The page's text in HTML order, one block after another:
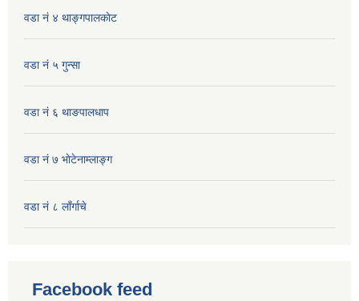
वडा नं ४ थाङ्गपालकाेट
वडा नं ५ गुन्सा
वडा नं ६ थाङपालधाप
वडा नं ७ भाेटेनाम्लाङ्ग
वडा नं ८ लाँर्गाचे
Facebook feed